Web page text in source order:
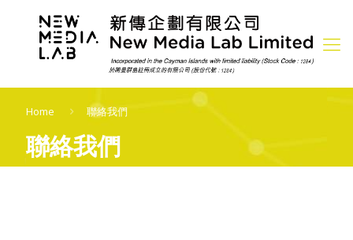
聯絡我們
Home 聯絡我們